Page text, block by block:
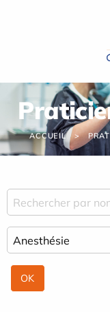
ACCUEIL